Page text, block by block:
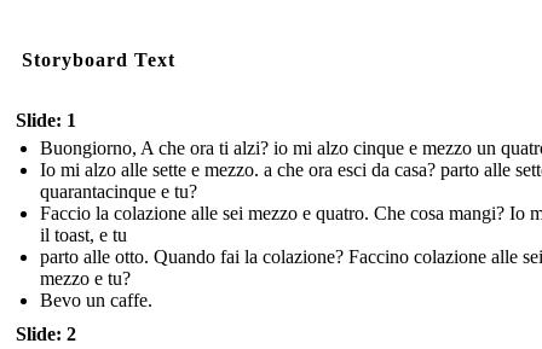
Storyboard Text
Slide: 1
Buongiorno, A che ora ti alzi? io mi alzo cinque e mezzo un
Io mi alzo alle sette e mezzo. a che ora esci da casa? parto alle
quarantacinque e tu?
Faccio la colazione alle sei mezzo e quatro. Che cosa mangi? Io
il toast, e tu
parto alle otto. Quando fai la colazione? Faccino colazione alle
mezzo e tu?
Bevo un caffe.
Slide: 2